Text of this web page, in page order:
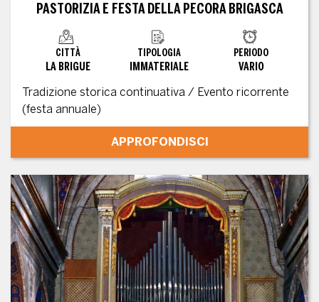
PASTORIZIA E FESTA DELLA PECORA BRIGASCA
CITTÀ
LA BRIGUE
TIPOLOGIA
IMMATERIALE
PERIODO
VARIO
Tradizione storica continuativa / Evento ricorrente
(festa annuale)
APPROFONDISCI